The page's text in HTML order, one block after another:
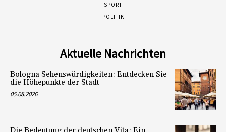
SPORT
POLITIK
Aktuelle Nachrichten
Bologna Sehenswürdigkeiten: Entdecken Sie
die Höhepunkte der Stadt
05.08.2026